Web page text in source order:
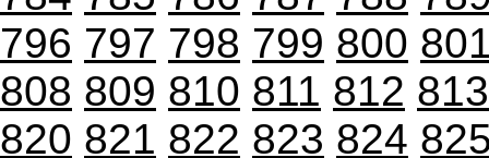
796 797 798 799 800
808 809 810 811 812 813
820 821 822 823 824